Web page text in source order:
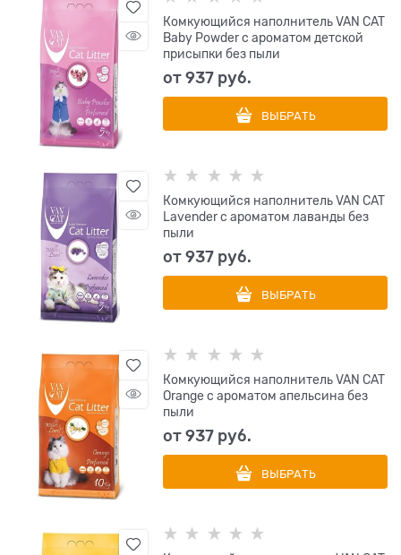
Комкующийся наполнитель VAN CAT
Baby Powder с ароматом детской
присыпки без пыли
от937 руб.
ВЫБРАТЬ
Комкующийся наполнитель VAN CAT
Lavender с ароматом лаванды без
пыли
от937 руб.
ВЫБРАТЬ
Комкующийся наполнитель VAN CAT
Orange с ароматом апельсина без
пыли
от937 руб.
ВЫБРАТЬ